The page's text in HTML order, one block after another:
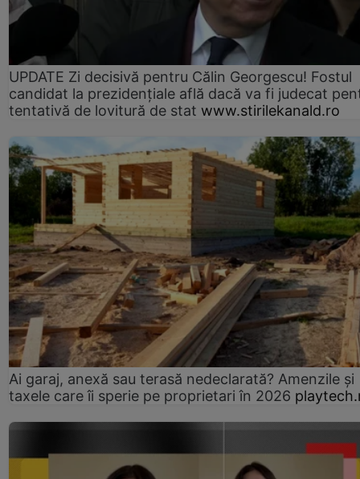
UPDATE Zi decisivă pentru Călin Georgescu! Fostul
candidat la prezidențiale află dacă va fi judecat
tentativă de lovitură de stat www.stirilekanald.ro
Ai garaj, anexă sau terasă nedeclarată? Amenzile și
taxele care îi sperie pe proprietari în 2026